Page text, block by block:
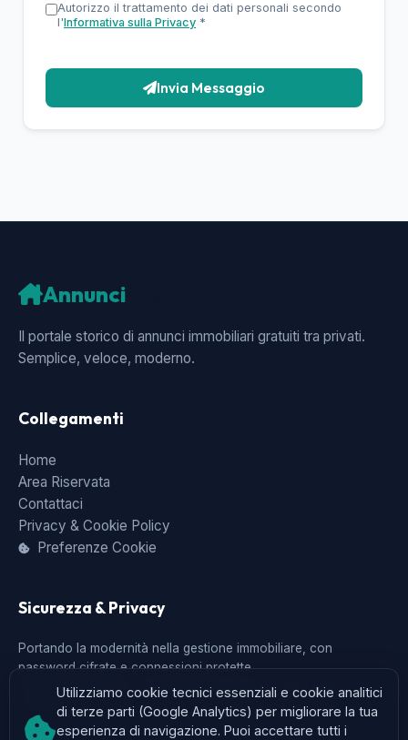
Autorizzo il trattamento dei dati personali secondo
l'Informativa sulla Privacy *
Invia Messaggio
Annunci
Il portale storico di annunci immobiliari gratuiti tra privati.
Semplice, veloce, moderno.
Collegamenti
Home
Area Riservata
Contattaci
Privacy & Cookie Policy
Preferenze Cookie
Sicurezza & Privacy
Portando la modernità nella gestione immobiliare, con
password cifrate e connessioni protette.
P.IVA 01888071204 - © 2026 AnnunciCasa. Tutti i diritti
riservati.
Utilizziamo cookie tecnici essenziali e cookie analitici
di terze parti (Google Analytics) per migliorare la tua
esperienza di navigazione. Puoi accettare tutti i